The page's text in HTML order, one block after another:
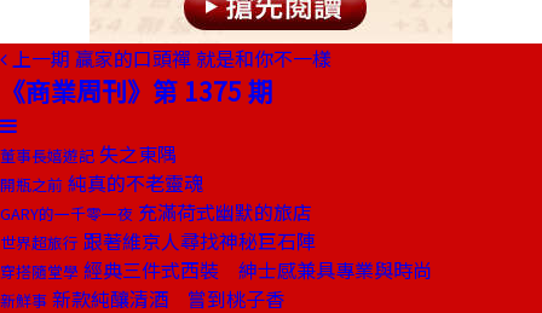
上一期 贏家的口頭禪 就是和你不一樣
《商業周刊》第 1375 期
董事長嬉遊記 失之東隅
開瓶之前 純真的不老靈魂
GARY的一千零一夜 充滿荷式幽默的旅店
世界超旅行 跟著維京人尋找神秘巨石陣
穿搭隨堂學 經典三件式西裝 紳士感兼具專業與時尚
新鮮事 新款純釀清酒 嘗到桃子香